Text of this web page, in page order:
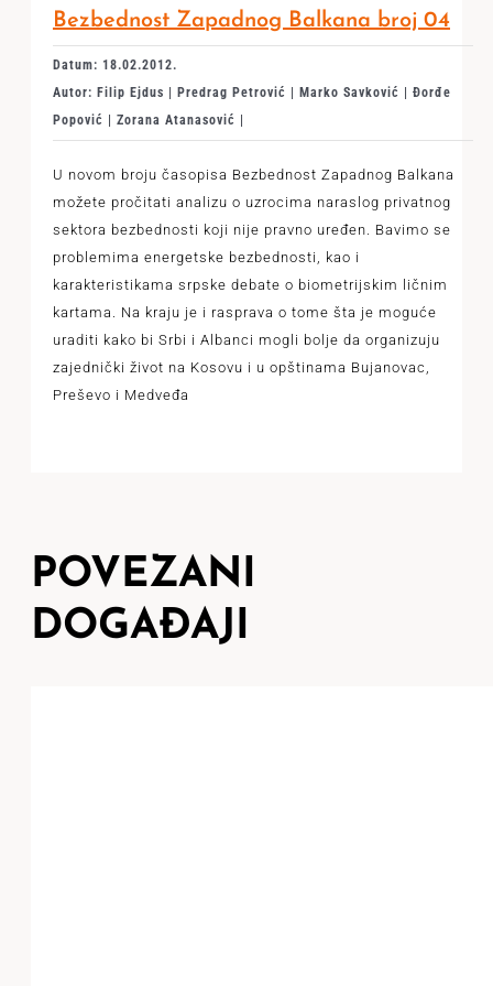
Bezbednost Zapadnog Balkana broj 04
Datum: 18.02.2012.
Autor: Filip Ejdus | Predrag Petrović | Marko Savković | Đorđe
Popović | Zorana Atanasović |
U novom broju časopisa Bezbednost Zapadnog Balkana
možete pročitati analizu o uzrocima naraslog privatnog
sektora bezbednosti koji nije pravno uređen. Bavimo se
problemima energetske bezbednosti, kao i
karakteristikama srpske debate o biometrijskim ličnim
kartama. Na kraju je i rasprava o tome šta je moguće
uraditi kako bi Srbi i Albanci mogli bolje da organizuju
zajednički život na Kosovu i u opštinama Bujanovac,
Preševo i Medveđa
POVEZANI
DOGAĐAJI